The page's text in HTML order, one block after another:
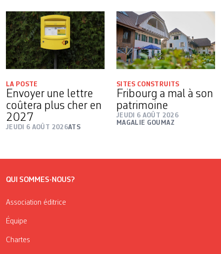
LA POSTE
Envoyer une lettre
coûtera plus cher en
2027
JEUDI 6 AOÛT 2026ATS
SITES CONSTRUITS
Fribourg a mal à son
patrimoine
JEUDI 6 AOÛT 2026
MAGALIE GOUMAZ
QUI SOMMES-NOUS?
Association éditrice
Équipe
Chartes